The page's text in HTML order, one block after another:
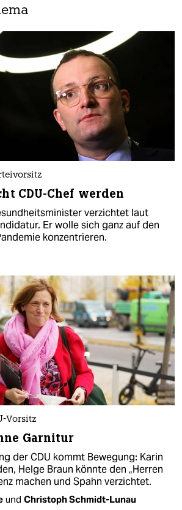
CDU-Chef werden
verzichtet laut
Er wolle sich ganz auf den
konzentrieren.
Vorsitz
Garnitur
der CDU kommt Bewegung: Karin
Helge Braun könnte den „Herren
machen und Spahn verzichtet.
und Christoph Schmidt-Lunau